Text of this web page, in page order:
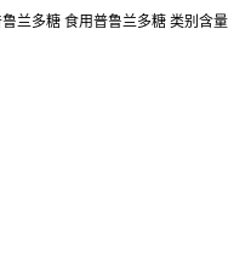
兰多糖 食用普鲁兰多糖 类别含量